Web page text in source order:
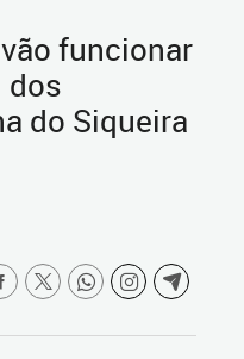
funcionar
dos
do Siqueira